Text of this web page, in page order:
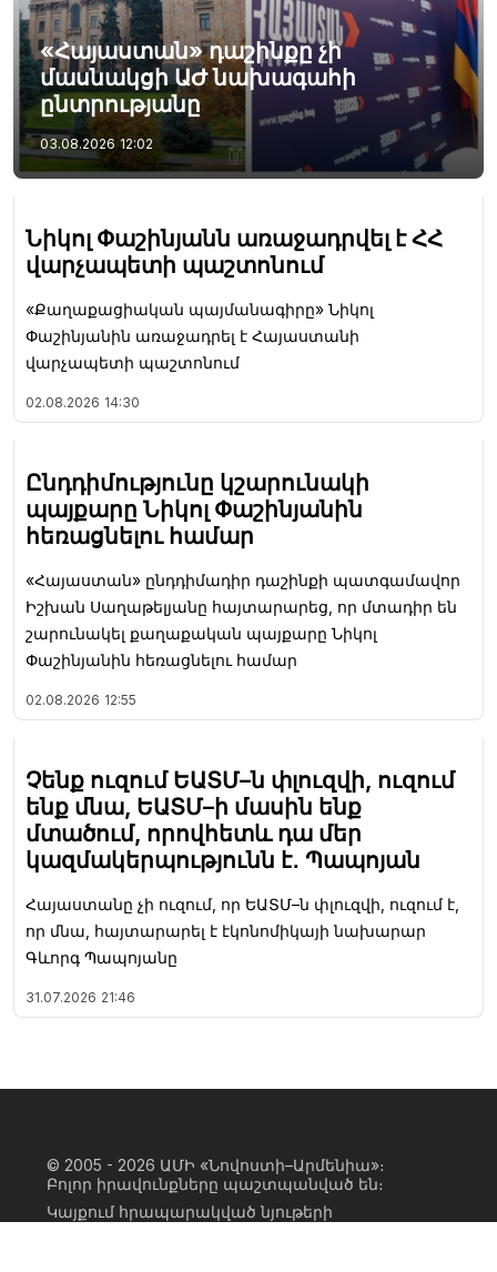
«Հայաստան» դաշինքը չի
մասնակցի ԱԺ նախագահի
ընտրությանը
03.08.2026 12:02
Նիկոլ Փաշինյանն առաջադրվել է ՀՀ
վարչապետի պաշտոնում
«Քաղաքացիական պայմանագիրը» Նիկոլ
Փաշինյանին առաջադրել է Հայաստանի
վարչապետի պաշտոնում
02.08.2026 14:30
Ընդդիմությունը կշարունակի
պայքարը Նիկոլ Փաշինյանին
հեռացնելու համար
«Հայաստան» ընդդիմադիր դաշինքի պատգամավոր
Իշխան Սաղաթելյանը հայտարարեց, որ մտադիր են
շարունակել քաղաքական պայքարը Նիկոլ
Փաշինյանին հեռացնելու համար
02.08.2026 12:55
Չենք ուզում ԵԱՏՄ–ն փլուզվի, ուզում
ենք մնա, ԵԱՏՄ–ի մասին ենք
մտածում, որովհետև դա մեր
կազմակերպությունն է․ Պապոյան
Հայաստանը չի ուզում, որ ԵԱՏՄ–ն փլուզվի, ուզում է,
որ մնա, հայտարարել է էկոնոմիկայի նախարար
Գևորգ Պապոյանը
31.07.2026 21:46
© 2005 - 2026 ԱՄԻ «Նովոստի–Արմենիա»։
Բոլոր իրավունքները պաշտպանված են։
Կայքում հրապարակված նյութերի